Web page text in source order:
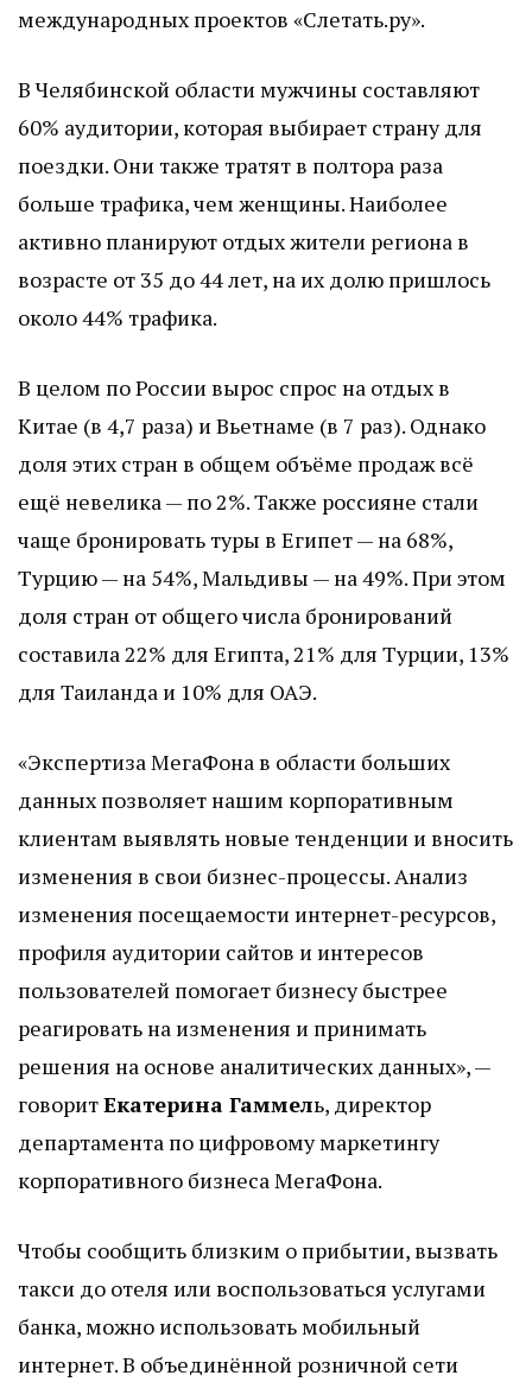
международных проектов «Слетать.ру».
В Челябинской области мужчины составляют
60% аудитории, которая выбирает страну для
поездки. Они также тратят в полтора раза
больше трафика, чем женщины. Наиболее
активно планируют отдых жители региона в
возрасте от 35 до 44 лет, на их долю пришлось
около 44% трафика.
В целом по России вырос спрос на отдых в
Китае (в 4,7 раза) и Вьетнаме (в 7 раз). Однако
доля этих стран в общем объёме продаж всё
ещё невелика — по 2%. Также россияне стали
чаще бронировать туры в Египет — на 68%,
Турцию — на 54%, Мальдивы — на 49%. При этом
доля стран от общего числа бронирований
составила 22% для Египта, 21% для Турции, 13%
для Таиланда и 10% для ОАЭ.
«Экспертиза МегаФона в области больших
данных позволяет нашим корпоративным
клиентам выявлять новые тенденции и вносить
изменения в свои бизнес-процессы. Анализ
изменения посещаемости интернет-ресурсов,
профиля аудитории сайтов и интересов
пользователей помогает бизнесу быстрее
реагировать на изменения и принимать
решения на основе аналитических данных», —
говоритЕкатерина Гаммель, директор
департамента по цифровому маркетингу
корпоративного бизнеса МегаФона.
Чтобы сообщить близким о прибытии, вызвать
такси до отеля или воспользоваться услугами
банка, можно использовать мобильный
интернет. В объединённой розничной сети